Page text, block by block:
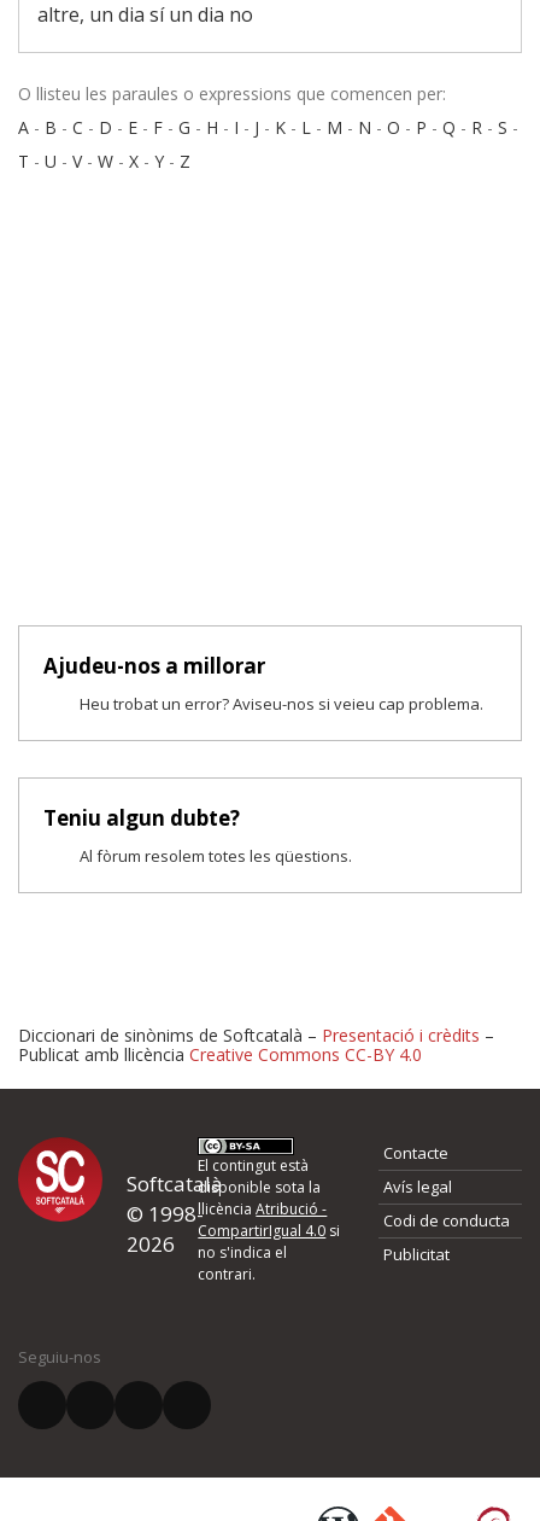
altre, un dia sí un dia no
O llisteu les paraules o expressions que comencen per:
A - B - C - D - E - F - G - H - I - J - K - L - M - N - O - P - Q - R - S -
T - U - V- W - X - Y - Z
Ajudeu-nos a millorar
Heu trobat un error? Aviseu-nos si veieu cap problema.
Teniu algun dubte?
Al fòrum resolem totes les qüestions.
Proposeu-nos millores o
d'errors
Si heu trobat un error o voleu proposar alguna millora, ompliu els
quina és la millora que proposeu o l'error del qual voleu informar-
El vostre correu electrònic *
Diccionari de sinònims de Softcatalà – Presentació i crèdits –
Publicat amb llicència Creative Commons CC-BY 4.0
Softcatalà
© 1998-
2026
El contingut està
disponible sota la
llicènciaAtribució -
CompartirIgual 4.0 si
no s'indica el
contrari.
Contacte
Avís legal
Codi de conducta
Publicitat
Seguiu-nos